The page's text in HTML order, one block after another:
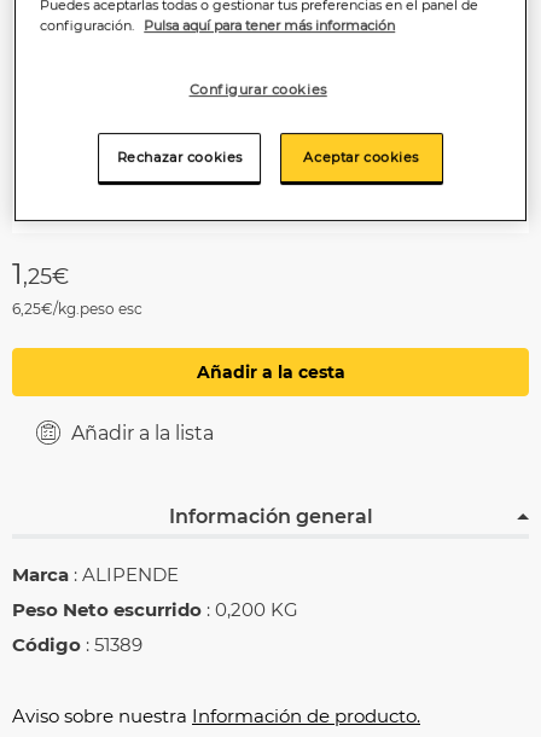
1,25€
6,25€/kg.peso esc
Añadir a la cesta
Añadir a la lista
Información general
Marca : ALIPENDE
Peso Neto escurrido : 0,200 KG
Código : 51389
Aviso sobre nuestra Información de producto.
Puedes aceptarlas todas o gestionar tus preferencias en el panel de
configuración.
Pulsa aquí para tener más información
Configurar cookies
Rechazar cookies Aceptar cookies